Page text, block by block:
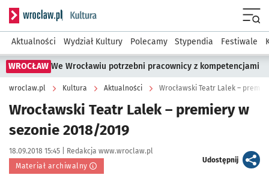
Serwis informacyjny wroclaw.pl podserwis: Kultura
Aktualności Wydział Kultury Polecamy Stypendia Festiwale
WROCŁAW We Wrocławiu potrzebni pracownicy z kompetencjami
wroclaw.pl Kultura Aktualności Wrocławski Teatr Lalek –
Wrocławski Teatr Lalek – premiery w
sezonie 2018/2019
Data publikacji:
18.09.2018 15:45 | Autor:
Redakcja www.wroclaw.pl
Materiał archiwalny
Udostępnijartykuł